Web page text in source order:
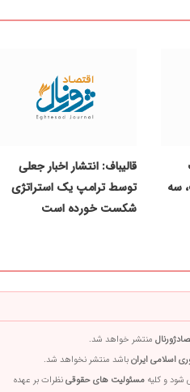
سه
قالیباف: انتشار اخبار جعلی
توسط ترامپ یک استراتژی
شکست خورده است
منتشر خواهد شد.
اسلامی ایرانباشد منتشر نخواهد شد.
و کلیه مسئولیت های حقوقینظرات بر عهده